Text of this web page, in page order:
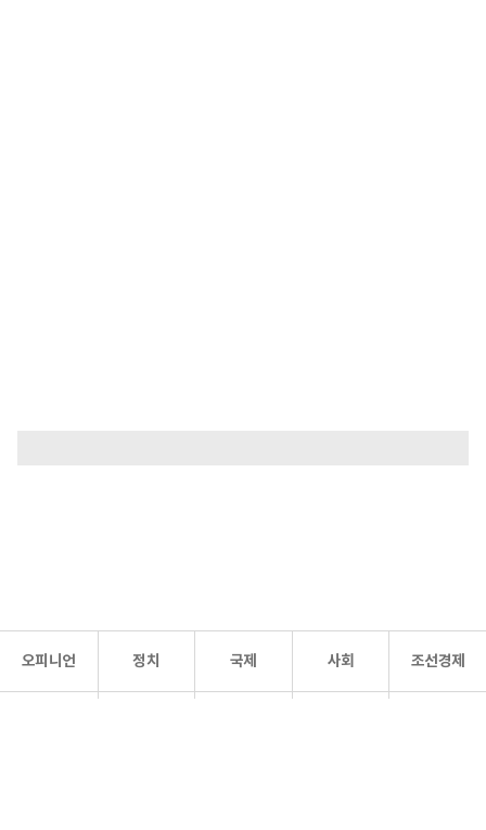
오피니언 정치 국제 사회 조선경제